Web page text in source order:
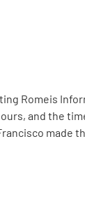
Romeis
and the
made